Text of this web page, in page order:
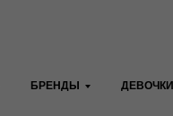
БРЕНДЫ ДЕВОЧКИ